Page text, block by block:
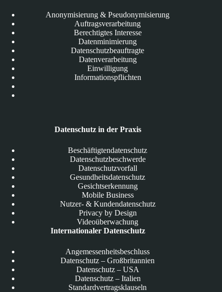
Anonymisierung & Pseudonymisierung
Auftragsverarbeitung
Berechtigtes Interesse
Datenminimierung
Datenschutzbeauftragte
Datenverarbeitung
Einwilligung
Informationspflichten
Datenschutz in der Praxis
Beschäftigtendatenschutz
Datenschutzbeschwerde
Datenschutzvorfall
Gesundheitsdatenschutz
Gesichtserkennung
Mobile Business
Nutzer- & Kundendatenschutz
Privacy by Design
Videoüberwachung
Internationaler Datenschutz
Angemessenheitsbeschluss
Datenschutz – Großbritannien
Datenschutz – USA
Datenschutz – Italien
Standardvertragsklauseln